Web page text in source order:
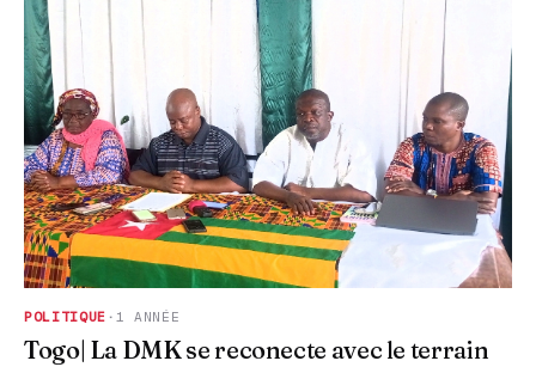
POLITIQUE · 1 ANNÉE
Togo| La DMK se reconecte avec le terrain